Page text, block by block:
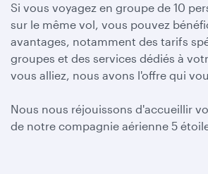
Si vous voyagez en groupe de 10
sur le même vol, vous pouvez
avantages, notamment des tarifs
groupes et des services dédiés à
vous alliez, nous avons l'offre qui
Nous nous réjouissons d'accueillir
de notre compagnie aérienne 5